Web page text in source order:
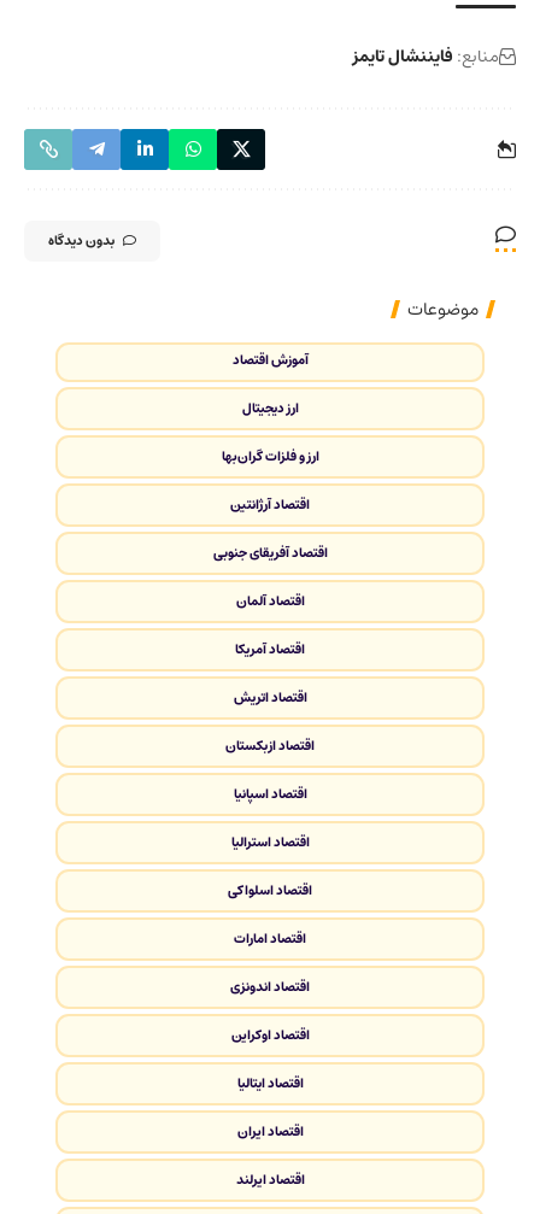
منابع: فایننشال تایمز
بدون دیدگاه
موضوعات
آموزش اقتصاد
ارز دیجیتال
ارز و فلزات گران‌بها
اقتصاد آرژانتین
اقتصاد آفریقای جنوبی
اقتصاد آلمان
اقتصاد آمریکا
اقتصاد اتریش
اقتصاد ازبکستان
اقتصاد اسپانیا
اقتصاد استرالیا
اقتصاد اسلواکی
اقتصاد امارات
اقتصاد اندونزی
اقتصاد اوکراین
اقتصاد ایتالیا
اقتصاد ایران
اقتصاد ایرلند